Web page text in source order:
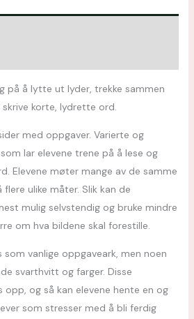
på å lytte ut lyder, trekke sammen
korte, lydrette ord.
med oppgaver. Varierte og
lar elevene trene på å lese og
Elevene møter mange av de samme
ulike måter. Slik kan de
mulig selvstendig og bruke mindre
om hva bildene skal forestille.
som vanlige oppgaveark, men noen
svarthvitt og farger. Disse
opp, og så kan elevene hente en og
som stresser med å bli ferdig